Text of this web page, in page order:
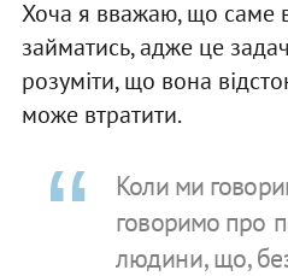
Хоча я вважаю, що саме
займатись, адже це
розуміти, що вона
може втратити.
Коли ми
говоримо про
людини, що,